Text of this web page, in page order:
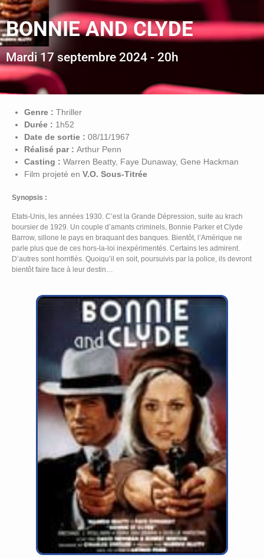
BONNIE AND CLYDE
Mardi 17 septembre 2024 - 20h
Genre : Thriller
Durée : 1h52
Date de sortie : 08/11/1967
Réalisé par : Arthur Penn
Casting : Warren Beatty, Faye Dunaway, Gene Hackman
Film projeté en V.O. Sous-Titrée
Synopsis :
Etats-Unis, les années 1930. C’est la Grande Dépression, suite au krach
boursier de 1929. Un couple d’amants criminels, Bonnie Parker et Clyde
Barrow, sillone le pays en braquant des banques. Bientôt, l’Amérique ne
parle plus que de ces hors-la-loi inexpérimentés. Certains les admirent.
D’autres sont horrifiés. Quoiqu’il en soit, poursuivis par la police, ils devront
bientôt faire face à leur destin…